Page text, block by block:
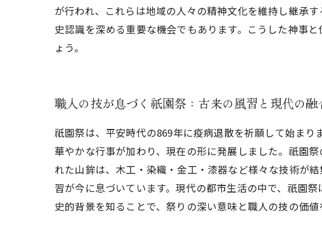
が行われ、これらは地域の人々の精神文化を維持し継承
史認識を深める重要な機会でもあります。こうした神事
ょう。
職人の技が息づく祇園祭：古来の風習と現代の融
祇園祭は、平安時代の869年に疫病退散を祈願して始ま
華やかな行事が加わり、現在の形に発展しました。祇園
れた山鉾は、木工・染織・金工・漆器など様々な技術が
習が今に息づいています。現代の都市生活の中で、祇園
史的背景を知ることで、祭りの深い意味と職人の技の価